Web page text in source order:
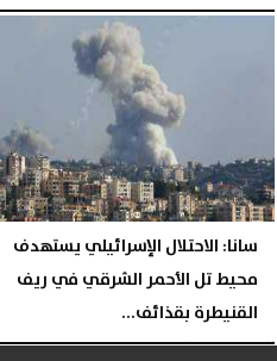
سانا: الاحتلال الإسرائيلي يستهدف
محيط تل الأحمر الشرقي في ريف
القنيطرة بقذائف...
الخميس، 30 يوليو 2026 06:04 مـ